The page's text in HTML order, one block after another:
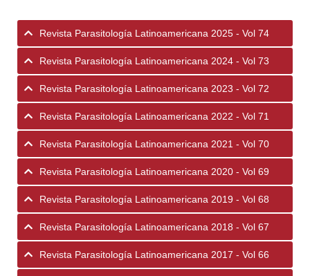
Revista Parasitología Latinoamericana 2025 - Vol 74
Revista Parasitología Latinoamericana 2024 - Vol 73
Revista Parasitología Latinoamericana 2023 - Vol 72
Revista Parasitología Latinoamericana 2022 - Vol 71
Revista Parasitología Latinoamericana 2021 - Vol 70
Revista Parasitología Latinoamericana 2020 - Vol 69
Revista Parasitología Latinoamericana 2019 - Vol 68
Revista Parasitología Latinoamericana 2018 - Vol 67
Revista Parasitología Latinoamericana 2017 - Vol 66